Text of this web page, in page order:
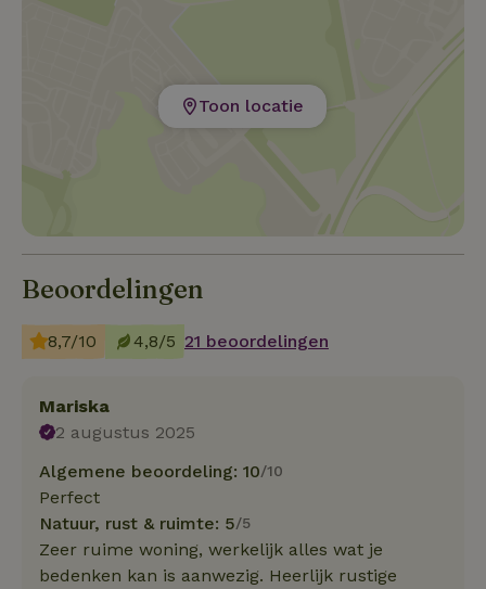
Toon locatie
Beoordelingen
8,7/10 4,8/5 21 beoordelingen
Mariska
2 augustus 2025
Algemene beoordeling: 10/10
Perfect
Natuur, rust & ruimte: 5/5
Zeer ruime woning, werkelijk alles wat je
bedenken kan is aanwezig. Heerlijk rustige